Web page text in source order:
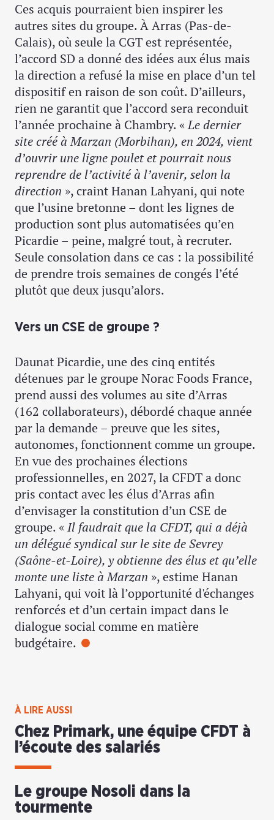
Ces acquis pourraient bien inspirer les
autres sites du groupe. À Arras (Pas-de-
Calais), où seule la CGT est représentée,
l’accord SD a donné des idées aux élus mais
la direction a refusé la mise en place d’un tel
dispositif en raison de son coût. D’ailleurs,
rien ne garantit que l’accord sera reconduit
l’année prochaine à Chambry. «Le dernier
site créé à Marzan (Morbihan), en 2024, vient
d’ouvrir une ligne poulet et pourrait nous
reprendre de l’activité à l’avenir, selon la
direction », craint Hanan Lahyani, qui note
que l’usine bretonne – dont les lignes de
production sont plus automatisées qu’en
Picardie – peine, malgré tout, à recruter.
Seule consolation dans ce cas : la possibilité
de prendre trois semaines de congés l’été
plutôt que deux jusqu’alors.
Vers un CSE de groupe ?
Daunat Picardie, une des cinq entités
détenues par le groupe Norac Foods France,
prend aussi des volumes au site d’Arras
(162 collaborateurs), débordé chaque année
par la demande – preuve que les sites,
autonomes, fonctionnent comme un groupe.
En vue des prochaines élections
professionnelles, en 2027, la CFDT a donc
pris contact avec les élus d’Arras afin
d’envisager la constitution d’un CSE de
groupe. « Il faudrait que la CFDT, qui a déjà
un délégué syndical sur le site de Sevrey
(Saône-et-Loire), y obtienne des élus et qu’elle
monte une liste à Marzan », estime Hanan
Lahyani, qui voit là l’opportunité d'échanges
renforcés et d’un certain impact dans le
dialogue social comme en matière
budgétaire.
À LIRE AUSSI
Chez Primark, une équipe CFDT à
l’écoute des salariés
Le groupe Nosoli dans la
tourmente